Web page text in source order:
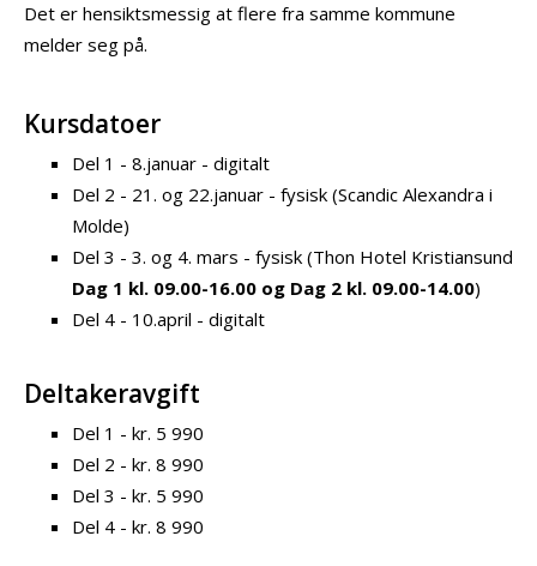
Det er hensiktsmessig at flere fra samme kommune
melder seg på.
Kursdatoer
Del 1 - 8.januar - digitalt
Del 2 - 21. og 22.januar - fysisk (Scandic Alexandra i
Molde)
Del 3 - 3. og 4. mars - fysisk (Thon Hotel Kristiansund
Dag 1 kl. 09.00-16.00 og Dag 2 kl. 09.00-14.00)
Del 4 - 10.april - digitalt
Deltakeravgift
Del 1 - kr. 5 990
Del 2 - kr. 8 990
Del 3 - kr. 5 990
Del 4 - kr. 8 990